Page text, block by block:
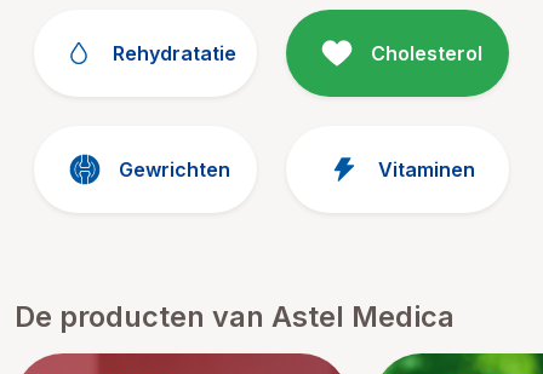
Rehydratatie Cholesterol
Gewrichten Vitaminen
De producten van Astel Medica